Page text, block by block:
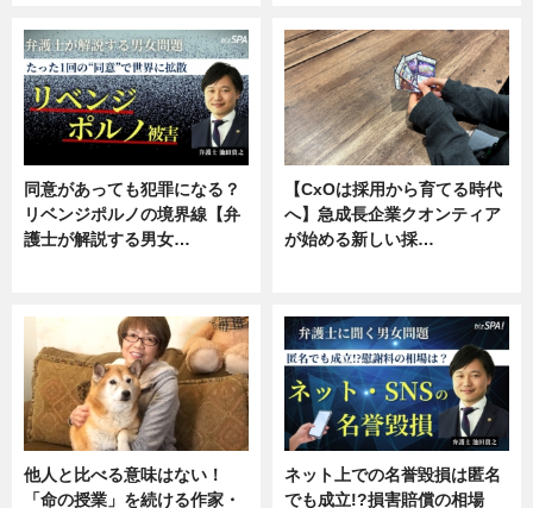
同意があっても犯罪になる？
リベンジポルノの境界線【弁
護士が解説する男女…
【CxOは採用から育てる時代
へ】急成長企業クオンティア
が始める新しい採…
他人と比べる意味はない！
「命の授業」を続ける作家・
ネット上での名誉毀損は匿名
でも成立!?損害賠償の相場